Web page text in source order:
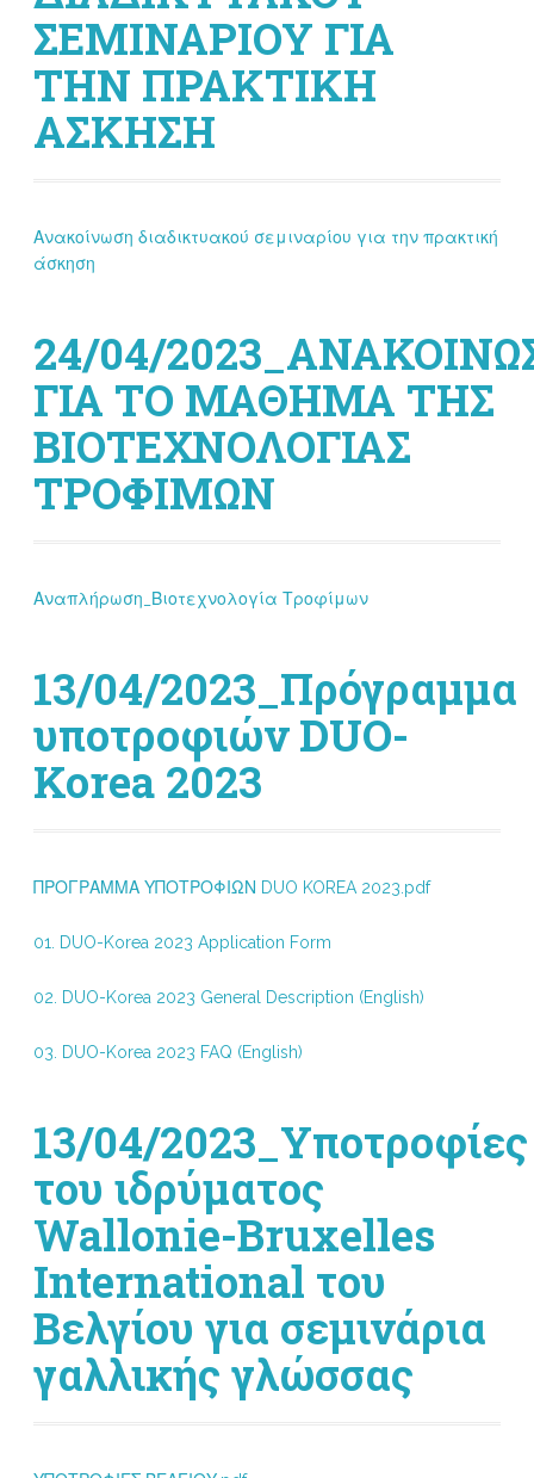
ΣΕΜΙΝΑΡΙΟΥ ΓΙΑ
ΤΗΝ ΠΡΑΚΤΙΚΗ
ΑΣΚΗΣΗ
Ανακοίνωση διαδικτυακού σεμιναρίου για την πρακτική
άσκηση
24/04/
ΓΙΑ ΤΟ ΜΑΘΗΜΑ ΤΗΣ
ΒΙΟΤΕΧΝΟΛΟΓΙΑΣ
ΤΡΟΦΙΜΩΝ
Αναπλήρωση_Βιοτεχνολογία Τροφίμων
13/04/2023_Πρόγραμμα
υποτροφιών DUO-
Korea 2023
ΠΡΟΓΡΑΜΜΑ ΥΠΟΤΡΟΦΙΩΝ DUO KOREA 2023.pdf
01. DUO-Korea 2023 Application Form
02. DUO-Korea 2023 General Description (English)
03. DUO-Korea 2023 FAQ (English)
13/04/2023_Υποτροφίες
του ιδρύματος
Wallonie-Bruxelles
International του
Βελγίου για σεμινάρια
γαλλικής γλώσσας